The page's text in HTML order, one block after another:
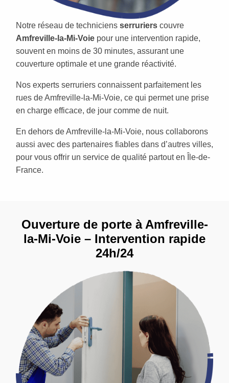
Notre réseau de techniciens serruriers couvre
Amfreville-la-Mi-Voie pour une intervention rapide,
souvent en moins de 30 minutes, assurant une
couverture optimale et une grande réactivité.
Nos experts serruriers connaissent parfaitement les
rues de Amfreville-la-Mi-Voie, ce qui permet une prise
en charge efficace, de jour comme de nuit.
En dehors de Amfreville-la-Mi-Voie, nous collaborons
aussi avec des partenaires fiables dans d’autres villes,
pour vous offrir un service de qualité partout en Île-de-
France.
Ouverture de porte à Amfreville-
la-Mi-Voie – Intervention rapide
24h/24